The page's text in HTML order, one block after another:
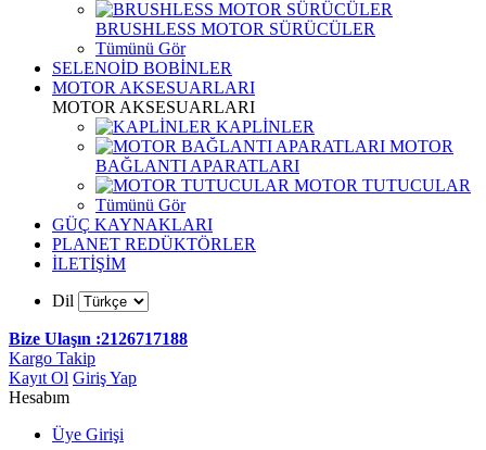
BRUSHLESS MOTOR SÜRÜCÜLER
Tümünü Gör
SELENOİD BOBİNLER
MOTOR AKSESUARLARI
MOTOR AKSESUARLARI
KAPLİNLER
MOTOR
BAĞLANTI APARATLARI
MOTOR TUTUCULAR
Tümünü Gör
GÜÇ KAYNAKLARI
PLANET REDÜKTÖRLER
İLETİŞİM
Dil
Bize Ulaşın :2126717188
Kargo Takip
Kayıt Ol Giriş Yap
Hesabım
Üye Girişi